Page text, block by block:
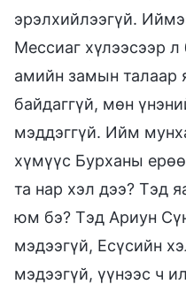
эрэлхийлээгүй.
Мессиаг хүлээсээр л
амийн замын талаар
байдаггүй, мөн
мэддэггүй. Ийм
хүмүүс Бурханы
та нар хэл дээ? Тэд
юм бэ? Тэд Ариун
мэдээгүй, Есүсийн
мэдээгүй, үүнээс ч